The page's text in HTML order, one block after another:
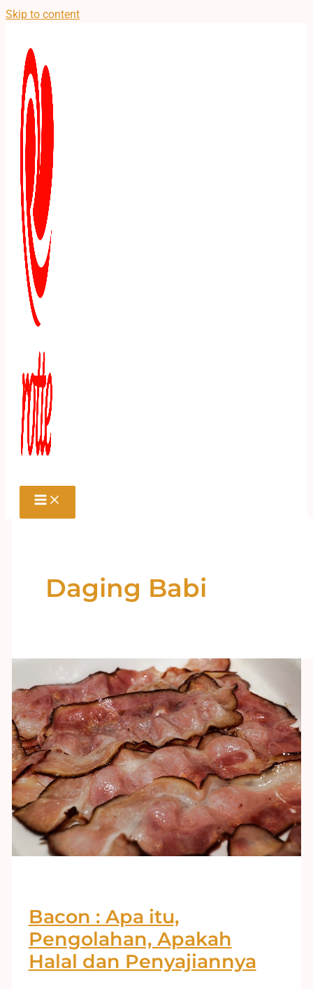
Skip to content
Daging Babi
Bacon : Apa itu,
Pengolahan, Apakah
Halal dan Penyajiannya